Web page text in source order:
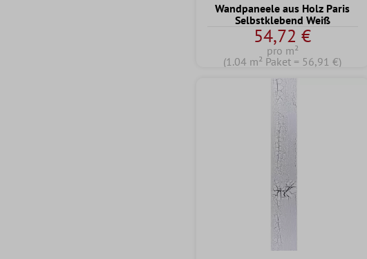
Wandpaneele aus Holz Paris
Selbstklebend Weiß
54,72 €
pro m²
(1.04 m² Paket = 56,91 €)